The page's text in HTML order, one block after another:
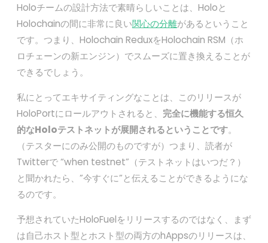
Holoチームの設計方法で素晴らしいことは、Holoと
Holochainの間に非常に良い関心の分離があるということ
です。つまり、Holochain ReduxをHolochain RSM（ホ
ロチェーンの新エンジン）でスムーズに置き換えることが
できるでしょう。
私にとってエキサイティングなことは、このリリースが
HoloPortにロールアウトされると、 完全に機能する恒久
的なHoloテストネットが展開されるということです。
（テスターにのみ公開のものですが）つまり、読者が
Twitterで “when testnet”（テストネットはいつだ？）
と聞かれたら、”今すぐに”と伝えることができるようにな
るのです。
予想されていたHoloFuelをリリースするのではなく、まず
は自己ホスト型とホスト型の両方のhAppsのリリースは、